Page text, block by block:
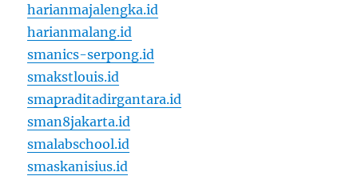
harianmajalengka.id
harianmalang.id
smanics-serpong.id
smakstlouis.id
smapraditadirgantara.id
sman8jakarta.id
smalabschool.id
smaskanisius.id